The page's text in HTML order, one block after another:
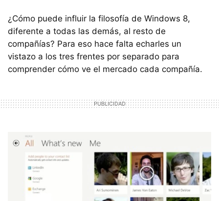
¿Cómo puede influir la filosofía de Windows 8,
diferente a todas las demás, al resto de
compañías? Para eso hace falta echarles un
vistazo a los tres frentes por separado para
comprender cómo ve el mercado cada compañía.